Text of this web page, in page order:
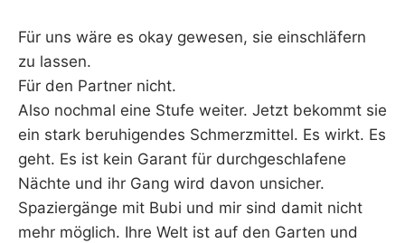
Für uns wäre es okay gewesen, sie einschläfern
zu lassen.
Für den Partner nicht.
Also nochmal eine Stufe weiter. Jetzt bekommt sie
ein stark beruhigendes Schmerzmittel. Es wirkt. Es
geht. Es ist kein Garant für durchgeschlafene
Nächte und ihr Gang wird davon unsicher.
Spaziergänge mit Bubi und mir sind damit nicht
mehr möglich. Ihre Welt ist auf den Garten und